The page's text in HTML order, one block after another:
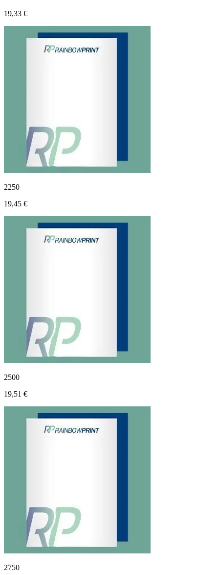
19,33 €
2250
19,45 €
2500
19,51 €
2750